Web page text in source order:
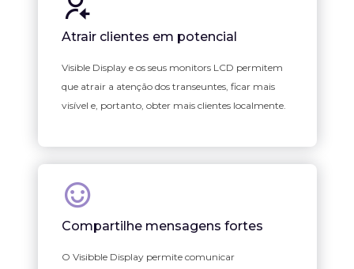
Atrair clientes em potencial
Visible Display e os seus monitors LCD permitem
que atrair a atenção dos transeuntes, ficar mais
visível e, portanto, obter mais clientes localmente.
Compartilhe mensagens fortes
O Visibble Display permite comunicar